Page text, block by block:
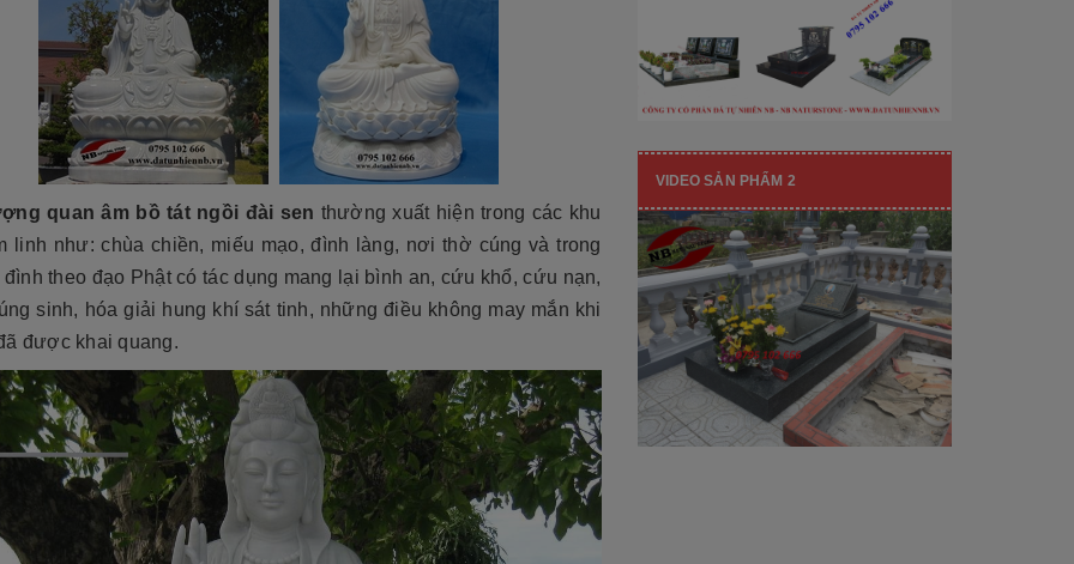
quan âm bồ tát ngồi đài sen thường xuất hiện trong các khu
linh như: chùa chiền, miếu mạo, đình làng, nơi thờ cúng và trong
đình theo đạo Phật có tác dụng mang lại bình an, cứu khổ, cứu nạn,
sinh, hóa giải hung khí sát tinh, những điều không may mắn khi
được khai quang.
VIDEO SẢN PHẨM 2